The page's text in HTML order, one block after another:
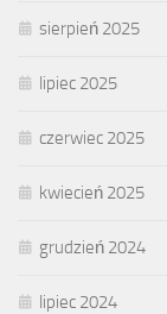
sierpień 2025
lipiec 2025
czerwiec 2025
kwiecień 2025
grudzień 2024
lipiec 2024